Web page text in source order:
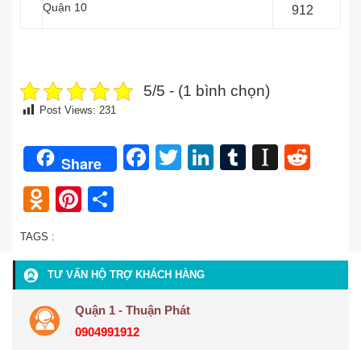
Quận 10
912
5/5 - (1 bình chọn)
Post Views: 231
Share Facebook
TwitterLinkedIn
Tumblr
Odnoklassniki
Pinterest
TAGS :
TƯ VẤN HỘ TRỢ KHÁCH HÀNG
Quận 1 - Thuận Phát
0904991912